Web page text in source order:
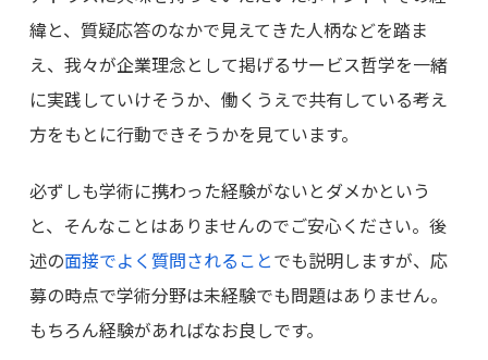
緯と、質疑応答のなかで見えてきた人柄などを踏ま
え、我々が企業理念として掲げるサービス哲学を一緒
に実践していけそうか、働くうえで共有している考え
方をもとに行動できそうかを見ています。
必ずしも学術に携わった経験がないとダメかという
と、そんなことはありませんのでご安心ください。後
述の面接でよく質問されることでも説明しますが、応
募の時点で学術分野は未経験でも問題はありません。
もちろん経験があればなお良しです。